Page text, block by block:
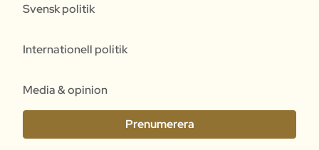
Svensk politik
Internationell politik
Media & opinion
Prenumerera